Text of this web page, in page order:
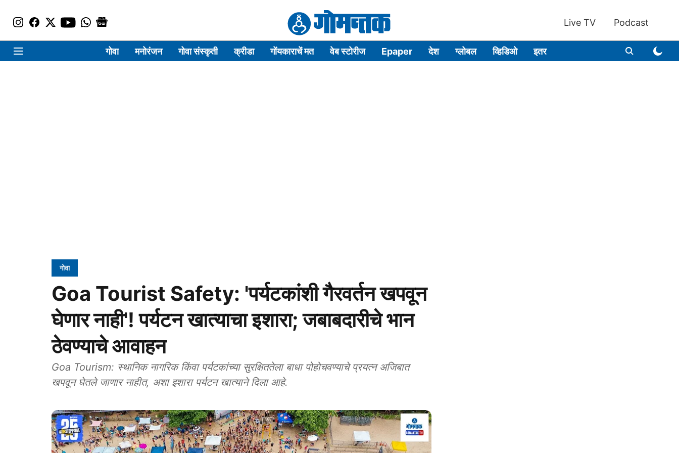
Live TV Podcast
गोवा मनोरंजन गोवा संस्कृती क्रीडा गोंयकाराचें मत वेब स्टोरीज Epaper देश ग्लोबल व्हिडिओ इतर
गोवा
Goa Tourist Safety: 'पर्यटकांशी गैरवर्तन खपवून
घेणार नाही'! पर्यटन खात्‍याचा इशारा; जबाबदारीचे भान
ठेवण्‍याचे आवाहन
Goa Tourism: स्थानिक नागरिक किंवा पर्यटकांच्या सुरक्षिततेला बाधा पोहोचवण्‍याचे प्रयत्‍न अजिबात
खपवून घेतले जाणार नाहीत, अशा इशारा पर्यटन खात्‍याने दिला आहे.